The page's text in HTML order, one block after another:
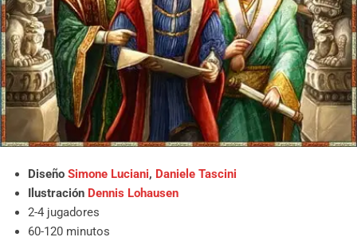
Diseño Simone Luciani, Daniele Tascini
Ilustración Dennis Lohausen
2-4 jugadores
60-120 minutos